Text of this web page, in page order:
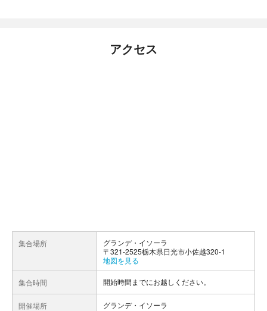
アクセス
集合場所
グランデ・イソーラ
〒321-2525栃木県日光市小佐越320-1
地図を見る
集合時間 開始時間までにお越しください。
開催場所 グランデ・イソーラ